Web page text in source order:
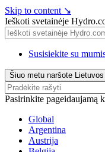
Skip to content ↘
Ieškoti svetainėje
Susisiekite su
Šiuo metu naršote
Pasirinkite pageidaujamą
Global
Argentina
Austrija